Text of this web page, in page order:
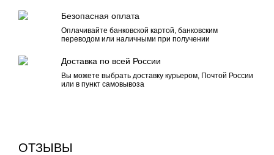
Безопасная оплата
Оплачивайте банковской картой, банковским
переводом или наличными при получении
Доставка по всей России
Вы можете выбрать доставку курьером, Почтой России
или в пункт самовывоза
ОТЗЫВЫ